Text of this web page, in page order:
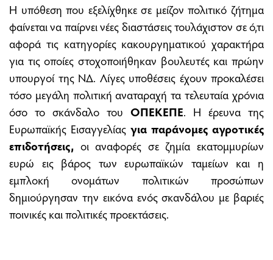
Η υπόθεση που εξελίχθηκε σε μείζον πολιτικό ζήτημα
φαίνεται να παίρνει νέες διαστάσεις τουλάχιστον σε ό,τι
αφορά τις κατηγορίες κακουργηματικού χαρακτήρα
για τις οποίες στοχοποιήθηκαν βουλευτές και πρώην
υπουργοί της ΝΔ. Λίγες υποθέσεις έχουν προκαλέσει
τόσο μεγάλη πολιτική αναταραχή τα τελευταία χρόνια
όσο το σκάνδαλο του ΟΠΕΚΕΠΕ. Η έρευνα της
Ευρωπαϊκής Εισαγγελίας για παράνομες αγροτικές
επιδοτήσεις, οι αναφορές σε ζημία εκατομμυρίων
ευρώ εις βάρος των ευρωπαϊκών ταμείων και η
εμπλοκή ονομάτων πολιτικών προσώπων
δημιούργησαν την εικόνα ενός σκανδάλου με βαριές
ποινικές και πολιτικές προεκτάσεις.